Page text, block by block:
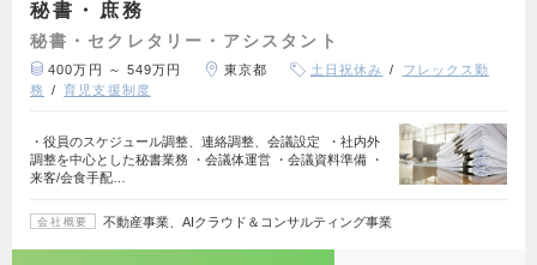
秘書・庶務
秘書・セクレタリー・アシスタント
400万円 ～ 549万円 東京都 土日祝休み
フレックス勤
務
育児支援制度
・役員のスケジュール調整、連絡調整、会議設定 ・社内外
調整を中心とした秘書業務 ・会議体運営 ・会議資料準備 ・
来客/会食手配…
会社概要 不動産事業、AIクラウド＆コンサルティング事業